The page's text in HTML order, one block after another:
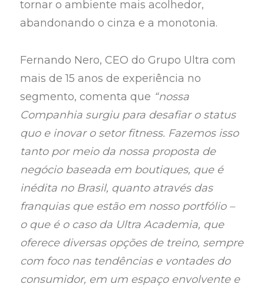
tornar o ambiente mais acolhedor,
abandonando o cinza e a monotonia.
Fernando Nero, CEO do Grupo Ultra com
mais de 15 anos de experiência no
segmento, comenta que “nossa
Companhia surgiu para desafiar o status
quo e inovar o setor fitness. Fazemos isso
tanto por meio da nossa proposta de
negócio baseada em boutiques, que é
inédita no Brasil, quanto através das
franquias que estão em nosso portfólio –
o que é o caso da Ultra Academia, que
oferece diversas opções de treino, sempre
com foco nas tendências e vontades do
consumidor, em um espaço envolvente e